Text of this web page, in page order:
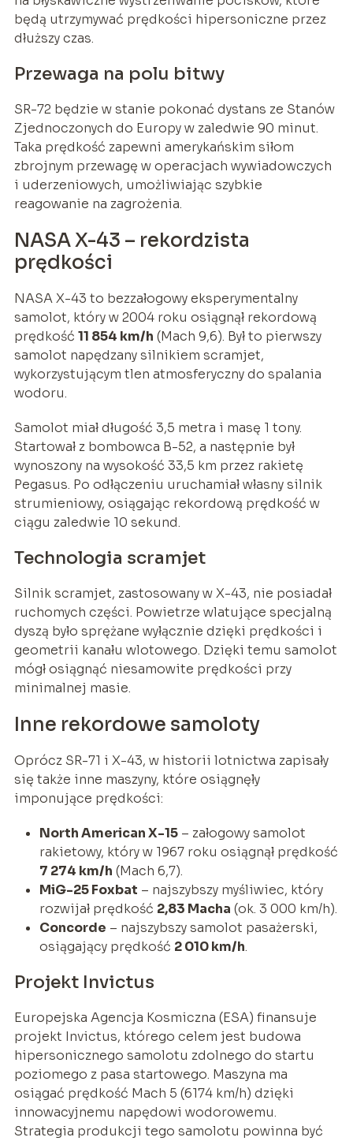
będą utrzymywać prędkości hipersoniczne przez
dłuższy czas.
Przewaga na polu bitwy
SR-72 będzie w stanie pokonać dystans ze Stanów
Zjednoczonych do Europy w zaledwie 90 minut.
Taka prędkość zapewni amerykańskim siłom
zbrojnym przewagę w operacjach wywiadowczych
i uderzeniowych, umożliwiając szybkie
reagowanie na zagrożenia.
NASA X-43 – rekordzista
prędkości
NASA X-43 to bezzałogowy eksperymentalny
samolot, który w 2004 roku osiągnął rekordową
prędkość 11 854 km/h (Mach 9,6). Był to pierwszy
samolot napędzany silnikiem scramjet,
wykorzystującym tlen atmosferyczny do spalania
wodoru.
Samolot miał długość 3,5 metra i masę 1 tony.
Startował z bombowca B-52, a następnie był
wynoszony na wysokość 33,5 km przez rakietę
Pegasus. Po odłączeniu uruchamiał własny silnik
strumieniowy, osiągając rekordową prędkość w
ciągu zaledwie 10 sekund.
Technologia scramjet
Silnik scramjet, zastosowany w X-43, nie posiadał
ruchomych części. Powietrze wlatujące specjalną
dyszą było sprężane wyłącznie dzięki prędkości i
geometrii kanału wlotowego. Dzięki temu samolot
mógł osiągnąć niesamowite prędkości przy
minimalnej masie.
Inne rekordowe samoloty
Oprócz SR-71 i X-43, w historii lotnictwa zapisały
się także inne maszyny, które osiągnęły
imponujące prędkości:
North American X-15– załogowy samolot
rakietowy, który w 1967 roku osiągnął prędkość
7 274 km/h (Mach 6,7).
MiG-25 Foxbat – najszybszy myśliwiec, który
rozwijał prędkość 2,83 Macha (ok. 3 000 km/h).
Concorde – najszybszy samolot pasażerski,
osiągający prędkość 2 010 km/h.
Projekt Invictus
Europejska Agencja Kosmiczna (ESA) finansuje
projekt Invictus, którego celem jest budowa
hipersonicznego samolotu zdolnego do startu
poziomego z pasa startowego. Maszyna ma
osiągać prędkość Mach 5 (6174 km/h) dzięki
innowacyjnemu napędowi wodorowemu.
Strategia produkcji tego samolotu powinna być